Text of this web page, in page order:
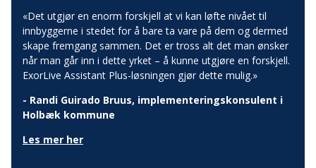
«Det utgjør en enorm forskjell at vi kan løfte nivået til
innbyggerne i stedet for å bare ta vare på dem og dermed
skape fremgang sammen. Det er tross alt det man ønsker
når man går inn i dette yrket – å kunne utgjøre en forskjell.
ExorLive Assistant Plus-løsningen gjør dette mulig.»
- Randi Guirado Bruus, implementeringskonsulent i
Holbæk kommune
Les mer her